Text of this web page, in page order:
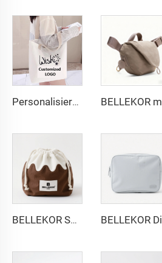
Personalisiertes Logo-Bild, druckfähiges Eco-friendly ReisseidenCanvas-Strandtäschchen aus reinem Baumwollgarn, perfektes Geschenk für Frauen
BELLEKOR Spielzeug-Aufbewahrungstasche (Großes Faltmodell)